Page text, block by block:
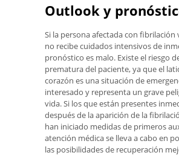
Outlook y
Si la persona afectada con
no recibe cuidados intensivos de
pronóstico es malo. Existe el riesgo
prematura del paciente, ya que el
corazón es una situación de
interesado y representa un grave
vida. Si los que están presentes
después de la aparición de la
han iniciado medidas de primeros
atención médica se lleva a cabo en
las posibilidades de recuperación